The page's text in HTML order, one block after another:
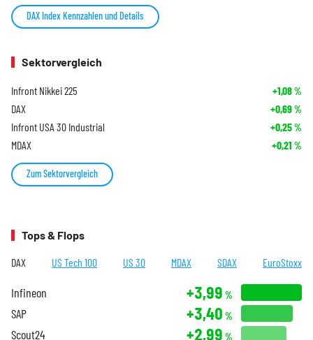
DAX Index Kennzahlen und Details
Sektorvergleich
Infront Nikkei 225 +1,08%
DAX +0,69%
Infront USA 30 Industrial +0,25%
MDAX +0,21 %
Zum Sektorvergleich
Tops & Flops
DAX US Tech 100 US 30 MDAX SDAX EuroStoxx
Infineon +3,99 %
SAP +3,40 %
Scout24 +2,99 %